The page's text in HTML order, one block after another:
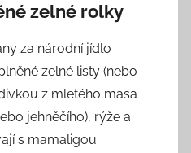
zelné rolky
za národní jídlo
zelné listy (nebo
z mletého masa
jehněčího), rýže a
s mamaligou